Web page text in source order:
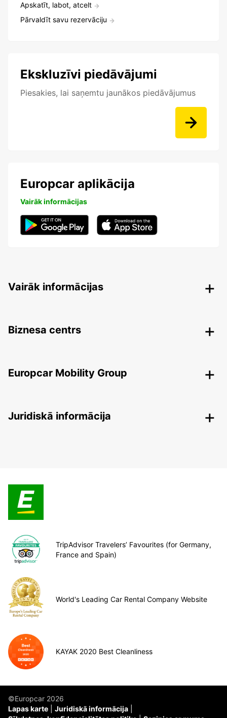
Apskatīt, labot, atcelt
Pārvaldīt savu rezervāciju
Ekskluzīvi piedāvājumi
Piesakies, lai saņemtu jaunākos piedāvājumus
Europcar aplikācija
Vairāk informācijas
Vairāk informācijas
Biznesa centrs
Europcar Mobility Group
Juridiskā informācija
TripAdvisor Travelers’ Favourites (for Germany,
France and Spain)
World's Leading Car Rental Company Website
KAYAK 2020 Best Cleanliness
©Europcar 2026
Lapas karte
Juridiskā informācija